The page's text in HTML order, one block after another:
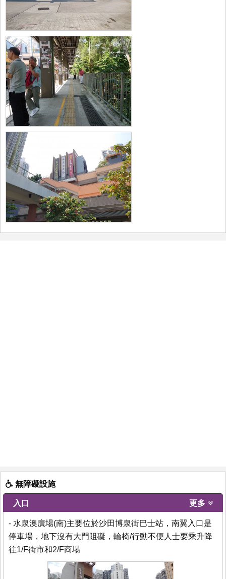
無障礙設施
入口 更多
- 水泉澳廣場(南)主要位於沙田博泉街巴士站，南翼入口是
停車場，地下沒有大門阻礙，輪椅/行動不便人士要乘升降
往1/F街市和2/F商場